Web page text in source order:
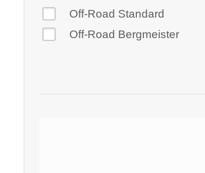
Off-Road Standard
Off-Road Bergmeister